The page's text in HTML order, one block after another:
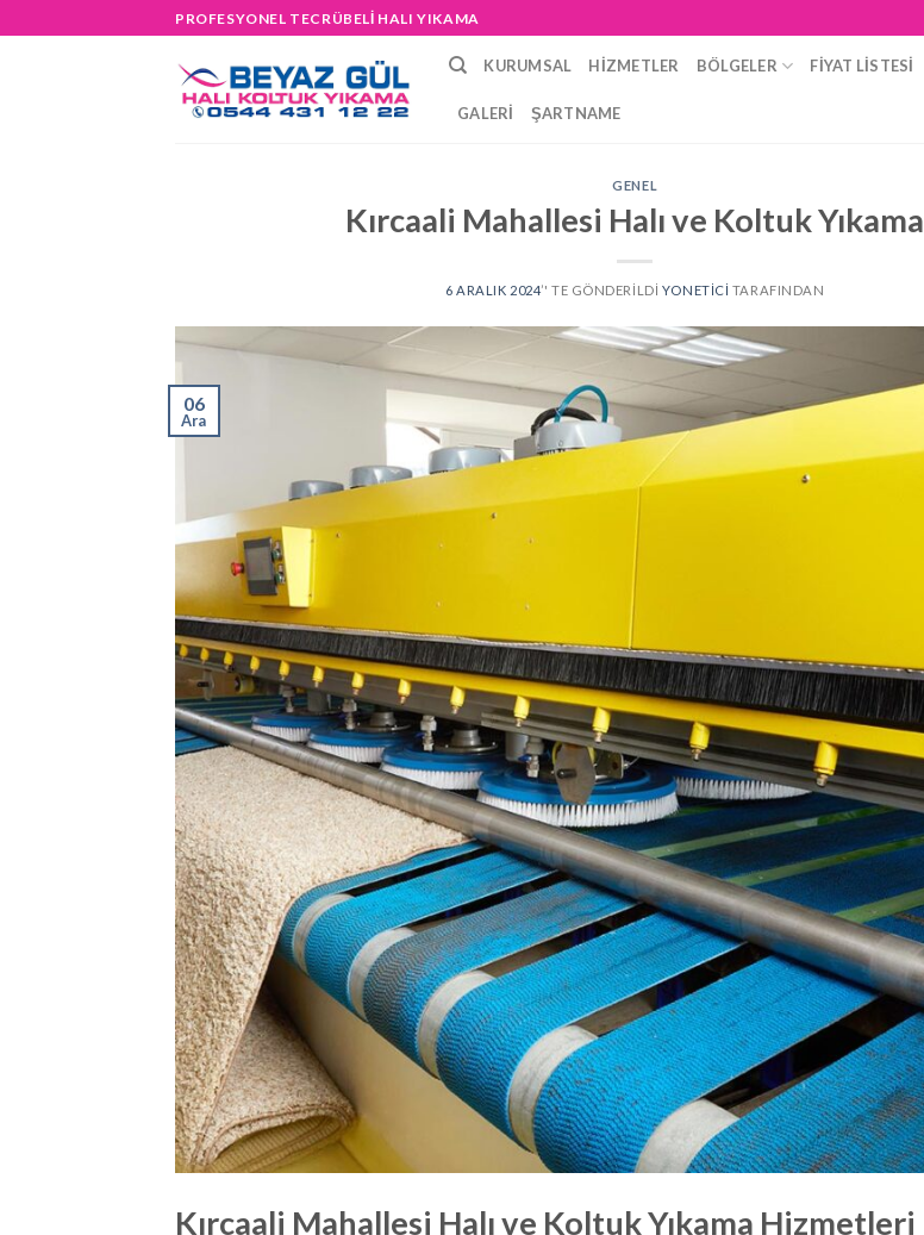
to
PROFESYONEL TECRÜBELİ HALI YIKAMA
KURUMSAL HIZMETLER BÖLGELER FIYAT LISTESI
GALERI ŞARTNAME
GENEL
Kırcaali Mahallesi Halı ve Koltuk Yıkama
6 ARALIK 2024’' TE GÖNDERILDI YONETICI TARAFINDAN
06
Ara
Kırcaali Mahallesi Halı ve Koltuk Yıkama Hizmetleri